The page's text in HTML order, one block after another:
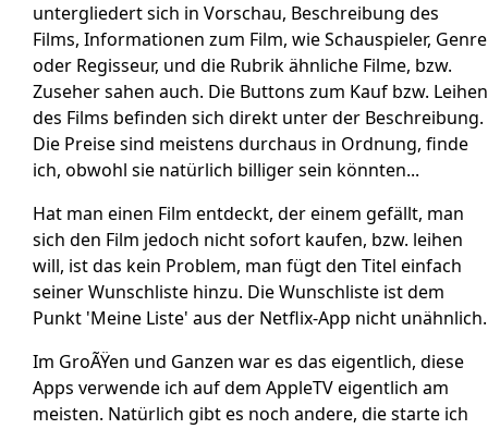
untergliedert sich in Vorschau, Beschreibung des
Films, Informationen zum Film, wie Schauspieler, Genre
oder Regisseur, und die Rubrik ähnliche Filme, bzw.
Zuseher sahen auch. Die Buttons zum Kauf bzw. Leihen
des Films befinden sich direkt unter der Beschreibung.
Die Preise sind meistens durchaus in Ordnung, finde
ich, obwohl sie natürlich billiger sein könnten...
Hat man einen Film entdeckt, der einem gefällt, man
sich den Film jedoch nicht sofort kaufen, bzw. leihen
will, ist das kein Problem, man fügt den Titel einfach
seiner Wunschliste hinzu. Die Wunschliste ist dem
Punkt 'Meine Liste' aus der Netflix-App nicht unähnlich.
Im GroÃŸen und Ganzen war es das eigentlich, diese
Apps verwende ich auf dem AppleTV eigentlich am
meisten. Natürlich gibt es noch andere, die starte ich